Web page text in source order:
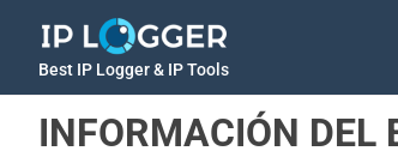
Best IP Logger & IP Tools
INFORMACIÓN DEL